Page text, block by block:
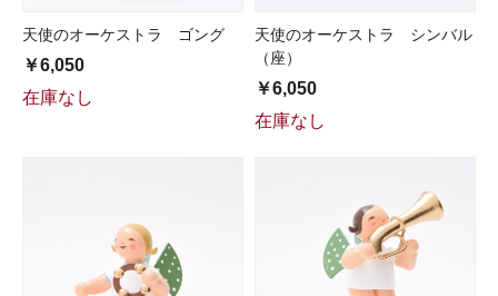
天使のオーケストラ ゴング
￥6,050
在庫なし
天使のオーケストラ シンバル
（座）
￥6,050
在庫なし